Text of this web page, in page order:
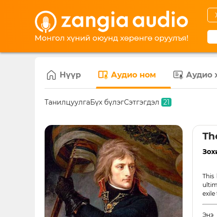
Нүүр Аудио ном Аудио
ТанилцуулгаБүх бүлэгСэтгэгдэл 21
This
exile
Энэ